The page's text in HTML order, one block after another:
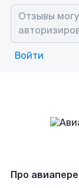
Войти
Про